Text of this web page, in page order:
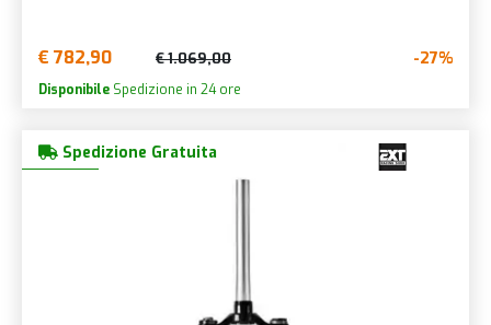
€ 782,90 € 1.069,00 -27%
Disponibile Spedizione in 24 ore
Spedizione Gratuita